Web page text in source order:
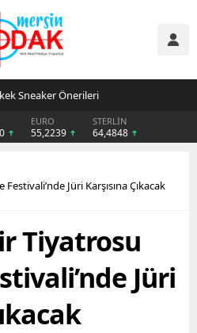
Sneaker Önerileri
EURO
55,2239
STERLİN
64,4848
Jüri Karşısına Çıkacak
Tiyatrosu
Jüri